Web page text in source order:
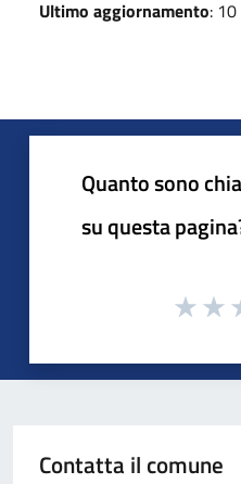
Ultimo aggiornamento:
Quanto sono
su questa
Contatta il comune